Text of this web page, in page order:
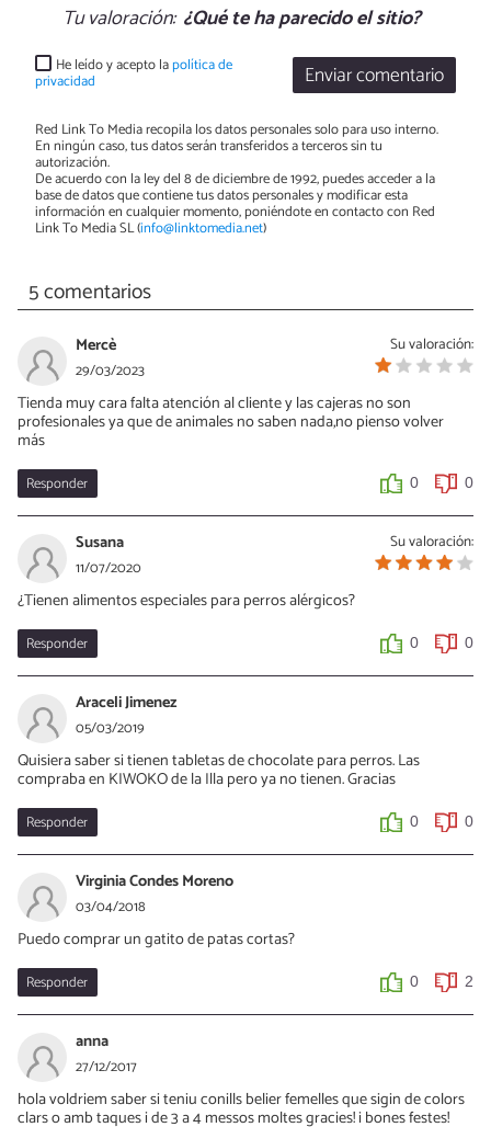
Tu valoración: ¿Qué te ha parecido el sitio?
Enviar comentario
He leído y acepto lapolítica de
privacidad
Red Link To Media recopila los datos personales solo para uso interno.
En ningún caso, tus datos serán transferidos a terceros sin tu
autorización.
De acuerdo con la ley del 8 de diciembre de 1992, puedes acceder a la
base de datos que contiene tus datos personales y modificar esta
información en cualquier momento, poniéndote en contacto con Red
Link To Media SL (info@linktomedia.net)
5 comentarios
Su valoración:
Mercè
29/03/2023
Tienda muy cara falta atención al cliente y las cajeras no son
profesionales ya que de animales no saben nada,no pienso volver
más
Responder 0 0
Su valoración:
Susana
11/07/2020
¿Tienen alimentos especiales para perros alérgicos?
Responder 0 0
Araceli Jimenez
05/03/2019
Quisiera saber si tienen tabletas de chocolate para perros. Las
compraba en KIWOKO de la Illa pero ya no tienen. Gracias
Responder 0 0
Virginia Condes Moreno
03/04/2018
Puedo comprar un gatito de patas cortas?
Responder 0 2
anna
27/12/2017
hola voldriem saber si teniu conills belier femelles que sigin de colors
clars o amb taques i de 3 a 4 messos moltes gracies! i bones festes!